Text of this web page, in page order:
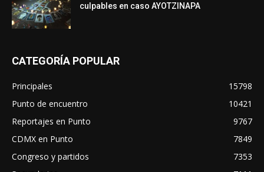
culpables en caso AYOTZINAPA
CATEGORÍA POPULAR
Principales
15798
Punto de encuentro
10421
Reportajes en Punto
9767
CDMX en Punto
7849
Congreso y partidos
7353